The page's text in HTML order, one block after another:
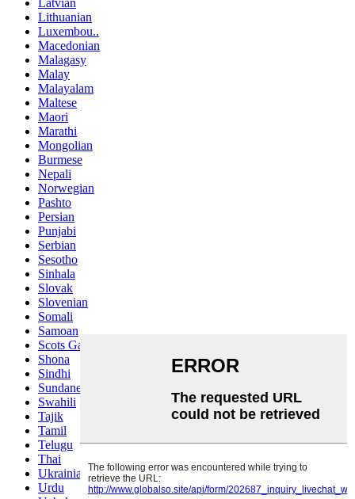
Latvian
Lithuanian
Luxembou..
Macedonian
Malagasy
Malay
Malayalam
Maltese
Maori
Marathi
Mongolian
Burmese
Nepali
Norwegian
Pashto
Persian
Punjabi
Serbian
Sesotho
Sinhala
Slovak
Slovenian
Somali
Samoan
Scots Gaelic
Shona
Sindhi
Sundanese
Swahili
Tajik
Tamil
Telugu
Thai
Ukrainian
Urdu